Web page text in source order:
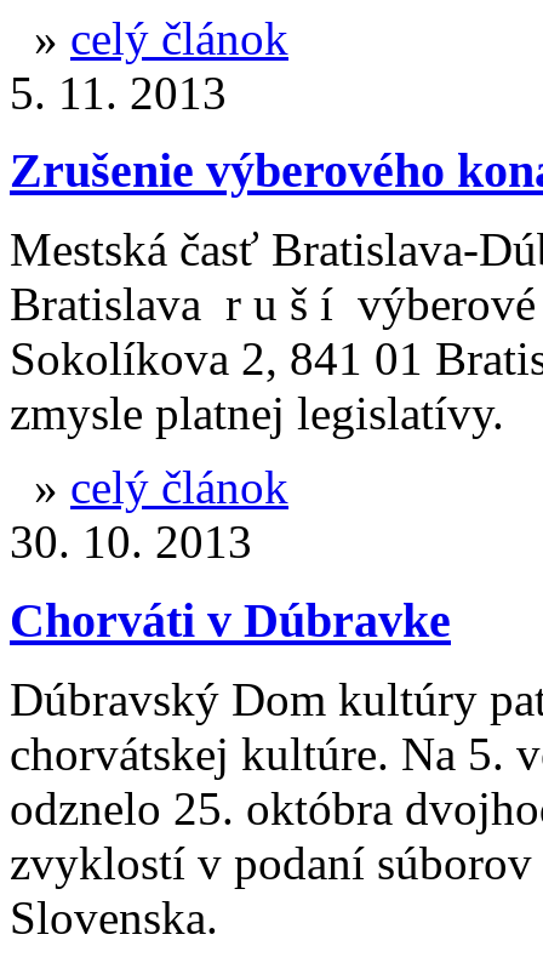
» celý článok
5. 11. 2013
Zrušenie výberového
Mestská časť Bratislava-
Bratislava r u š í
Sokolíkova 2, 841 01
zmysle platnej legislatívy.
» celý článok
30. 10. 2013
Chorváti v Dúbravke
Dúbravský Dom kultúry
chorvátskej kultúre. Na 5.
odznelo 25. októbra
zvyklostí v podaní
Slovenska.